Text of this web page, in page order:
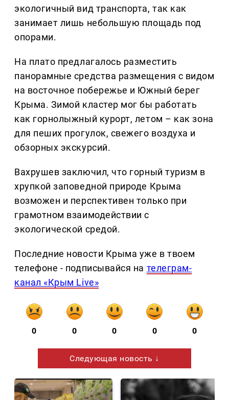
экологичный вид транспорта, так как
занимает лишь небольшую площадь под
опорами.
На плато предлагалось разместить
панорамные средства размещения с видом
на восточное побережье и Южный берег
Крыма. Зимой кластер мог бы работать
как горнолыжный курорт, летом – как зона
для пеших прогулок, свежего воздуха и
обзорных экскурсий.
Вахрушев заключил, что горный туризм в
хрупкой заповедной природе Крыма
возможен и перспективен только при
грамотном взаимодействии с
экологической средой.
Последние новости Крыма уже в твоем
телефоне - подписывайся на телеграм-
канал «Крым Live»
0 0 0 0 0
Следующая новость ↓